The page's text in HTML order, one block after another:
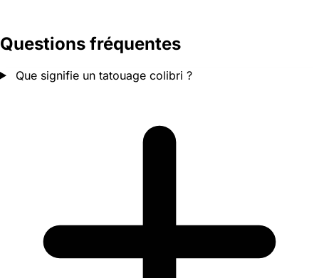
Questions fréquentes
Que signifie un tatouage colibri ?